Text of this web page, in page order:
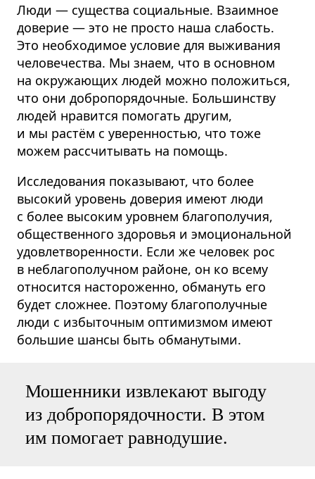
Люди — существа социальные. Взаимное
доверие — это не просто наша слабость.
Это необходимое условие для выживания
человечества. Мы знаем, что в основном
на окружающих людей можно положиться,
что они добропорядочные. Большинству
людей нравится помогать другим,
и мы растём с уверенностью, что тоже
можем рассчитывать на помощь.
Исследования показывают, что более
высокий уровень доверия имеют люди
с более высоким уровнем благополучия,
общественного здоровья и эмоциональной
удовлетворенности. Если же человек рос
в неблагополучном районе, он ко всему
относится настороженно, обмануть его
будет сложнее. Поэтому благополучные
люди с избыточным оптимизмом имеют
большие шансы быть обманутыми.
Мошенники извлекают выгоду
из добропорядочности. В этом
им помогает равнодушие.